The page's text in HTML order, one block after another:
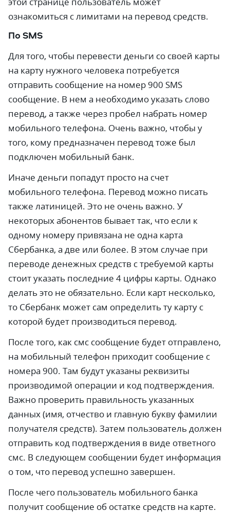
ознакомиться с лимитами на перевод средств.
По SMS
Для того, чтобы перевести деньги со своей карты
на карту нужного человека потребуется
отправить сообщение на номер 900 SMS
сообщение. В нем а необходимо указать слово
перевод, а также через пробел набрать номер
мобильного телефона. Очень важно, чтобы у
того, кому предназначен перевод тоже был
подключен мобильный банк.
Иначе деньги попадут просто на счет
мобильного телефона. Перевод можно писать
также латиницей. Это не очень важно. У
некоторых абонентов бывает так, что если к
одному номеру привязана не одна карта
Сбербанка, а две или более. В этом случае при
переводе денежных средств с требуемой карты
стоит указать последние 4 цифры карты. Однако
делать это не обязательно. Если карт несколько,
то Сбербанк может сам определить ту карту с
которой будет производиться перевод.
После того, как смс сообщение будет отправлено,
на мобильный телефон приходит сообщение с
номера 900. Там будут указаны реквизиты
производимой операции и код подтверждения.
Важно проверить правильность указанных
данных (имя, отчество и главную букву фамилии
получателя средств). Затем пользователь должен
отправить код подтверждения в виде ответного
смс. В следующем сообщении будет информация
о том, что перевод успешно завершен.
После чего пользователь мобильного банка
получит сообщение об остатке средств на карте.